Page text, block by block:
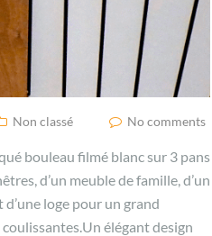
Non classé No comments
bouleau filmé blanc sur 3 pans
d’un meuble de famille, d’un
loge pour un grand
élégant design